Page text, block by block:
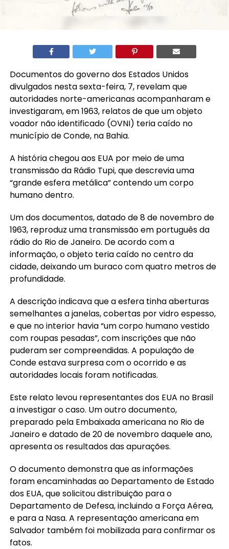
Documentos do governo dos Estados Unidos
divulgados nesta sexta-feira, 7, revelam que
autoridades norte-americanas acompanharam e
investigaram, em 1963, relatos de que um objeto
voador não identificado (OVNI) teria caído no
município de Conde, na Bahia.
A história chegou aos EUA por meio de uma
transmissão da Rádio Tupi, que descrevia uma
“grande esfera metálica” contendo um corpo
humano dentro.
Um dos documentos, datado de 8 de novembro de
1963, reproduz uma transmissão em português da
rádio do Rio de Janeiro. De acordo com a
informação, o objeto teria caído no centro da
cidade, deixando um buraco com quatro metros de
profundidade.
A descrição indicava que a esfera tinha aberturas
semelhantes a janelas, cobertas por vidro espesso,
e que no interior havia “um corpo humano vestido
com roupas pesadas”, com inscrições que não
puderam ser compreendidas. A população de
Conde estava surpresa com o ocorrido e as
autoridades locais foram notificadas.
Este relato levou representantes dos EUA no Brasil
a investigar o caso. Um outro documento,
preparado pela Embaixada americana no Rio de
Janeiro e datado de 20 de novembro daquele ano,
apresenta os resultados das apurações.
O documento demonstra que as informações
foram encaminhadas ao Departamento de Estado
dos EUA, que solicitou distribuição para o
Departamento de Defesa, incluindo a Força Aérea,
e para a Nasa. A representação americana em
Salvador também foi mobilizada para confirmar os
fatos.